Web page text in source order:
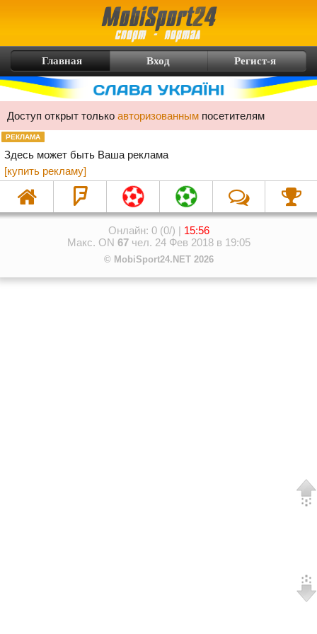
Главная Вход Регист-я
Доступ открыт только авторизованным посетителям
РЕКЛАМА
Здесь может быть Ваша реклама
[купить рекламу]
Онлайн: 0 (0/) | 15:56
Макс. ON 67чел. 24 Фев 2018 в 19:05
© MobiSport24.NET 2026